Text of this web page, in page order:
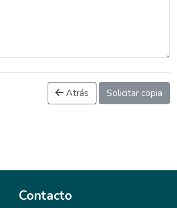
Atrás Solicitar copia
Contacto